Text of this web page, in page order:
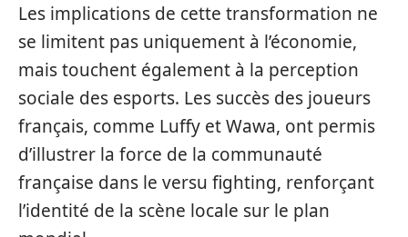
Les implications de cette transformation ne
se limitent pas uniquement à l’économie,
mais touchent également à la perception
sociale des esports. Les succès des joueurs
français, comme Luffy et Wawa, ont permis
d’illustrer la force de la communauté
française dans le versu fighting, renforçant
l’identité de la scène locale sur le plan